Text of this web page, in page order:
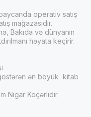
operativ satış
mağazasıdır.
Bakıda və dünyanın
həyata keçirir.
ən böyük kitab
Nigar Köçərlidir.